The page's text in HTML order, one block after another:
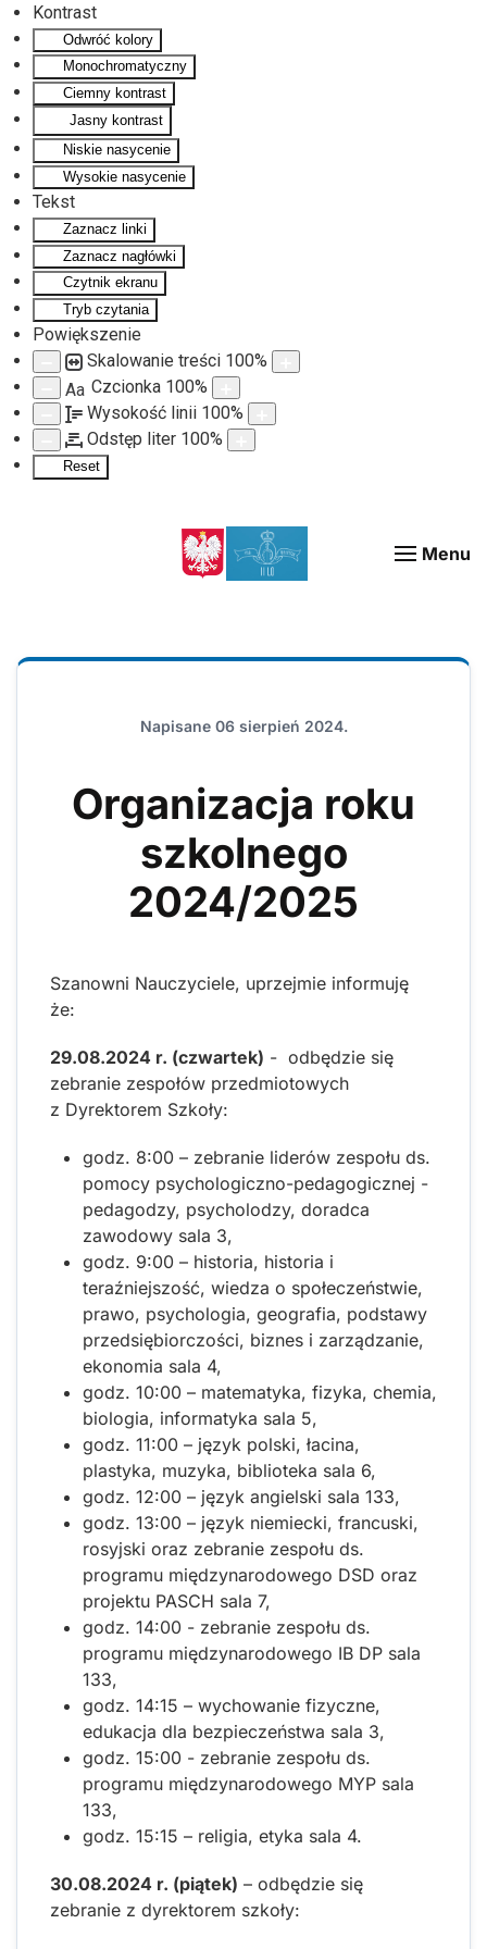
Kontrast
Odwróć kolory
Monochromatyczny
Ciemny kontrast
Jasny kontrast
Niskie nasycenie
Wysokie nasycenie
Tekst
Zaznacz linki
Zaznacz nagłówki
Czytnik ekranu
Tryb czytania
Powiększenie
Skalowanie treści 100%
Aa Czcionka 100%
Wysokość linii 100%
Odstęp liter 100%
Reset
Menu
Napisane 06 sierpień 2024.
Organizacja roku
szkolnego
2024/2025
Szanowni Nauczyciele, uprzejmie informuję
że:
29.08.2024 r. (czwartek) - odbędzie się
zebranie zespołów przedmiotowych
z Dyrektorem Szkoły:
godz. 8:00 – zebranie liderów zespołu ds.
pomocy psychologiczno-pedagogicznej -
pedagodzy, psycholodzy, doradca
zawodowy sala 3,
godz. 9:00 – historia, historia i
teraźniejszość, wiedza o społeczeństwie,
prawo, psychologia, geografia, podstawy
przedsiębiorczości, biznes i zarządzanie,
ekonomia sala 4,
godz. 10:00 – matematyka, fizyka, chemia,
biologia, informatyka sala 5,
godz. 11:00 – język polski, łacina,
plastyka, muzyka, biblioteka sala 6,
godz. 12:00 – język angielski sala 133,
godz. 13:00 – język niemiecki, francuski,
rosyjski oraz zebranie zespołu ds.
programu międzynarodowego DSD oraz
projektu PASCH sala 7,
godz. 14:00 - zebranie zespołu ds.
programu międzynarodowego IB DP sala
133,
godz. 14:15 – wychowanie fizyczne,
edukacja dla bezpieczeństwa sala 3,
godz. 15:00 - zebranie zespołu ds.
programu międzynarodowego MYP sala
133,
godz. 15:15 – religia, etyka sala 4.
30.08.2024 r. (piątek) – odbędzie się
zebranie z dyrektorem szkoły: